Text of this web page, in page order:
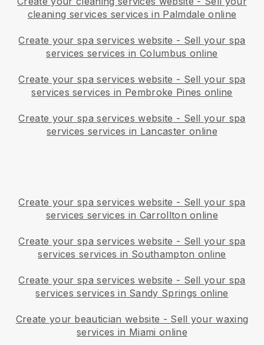
cleaning services services in Palmdale online
Create your spa services website - Sell your spa
services services in Columbus online
Create your spa services website - Sell your spa
services services in Pembroke Pines online
Create your spa services website - Sell your spa
services services in Lancaster online
Create your spa services website - Sell your spa
services services in Carrollton online
Create your spa services website - Sell your spa
services services in Southampton online
Create your spa services website - Sell your spa
services services in Sandy Springs online
Create your beautician website - Sell your waxing
services in Miami online